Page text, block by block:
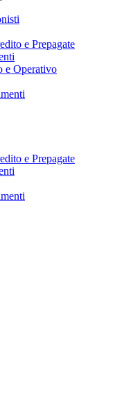
e Prepagate
e Operativo
e Prepagate